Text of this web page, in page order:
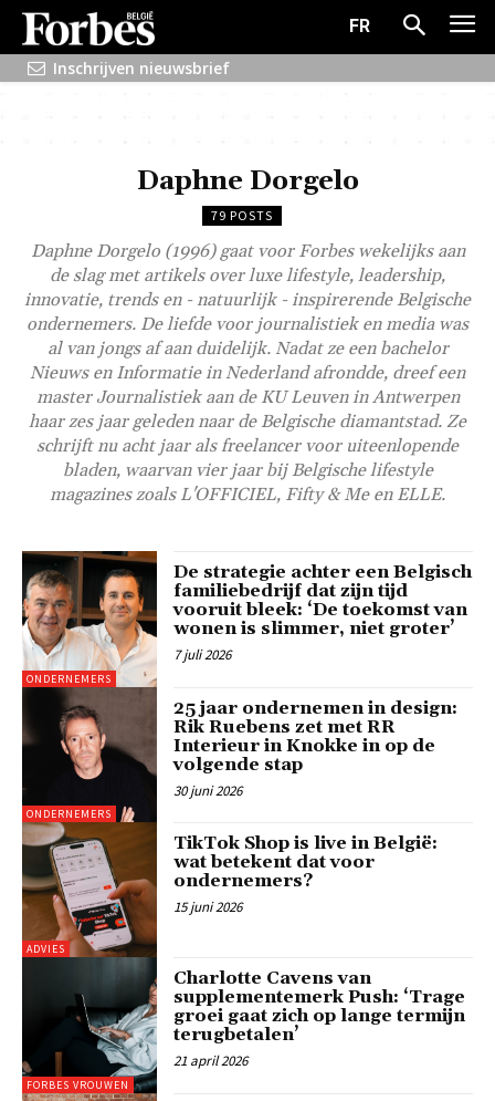
FR
Inschrijven nieuwsbrief
Daphne Dorgelo
79 POSTS
Daphne Dorgelo (1996) gaat voor Forbes wekelijks aan
de slag met artikels over luxe lifestyle, leadership,
innovatie, trends en - natuurlijk - inspirerende Belgische
ondernemers. De liefde voor journalistiek en media was
al van jongs af aan duidelijk. Nadat ze een bachelor
Nieuws en Informatie in Nederland afrondde, dreef een
master Journalistiek aan de KU Leuven in Antwerpen
haar zes jaar geleden naar de Belgische diamantstad. Ze
schrijft nu acht jaar als freelancer voor uiteenlopende
bladen, waarvan vier jaar bij Belgische lifestyle
magazines zoals L'OFFICIEL, Fifty & Me en ELLE.
ONDERNEMERS
De strategie achter een Belgisch
familiebedrijf dat zijn tijd
vooruit bleek: ‘De toekomst van
wonen is slimmer, niet groter’
7 juli 2026
ONDERNEMERS
25 jaar ondernemen in design:
Rik Ruebens zet met RR
Interieur in Knokke in op de
volgende stap
30 juni 2026
ADVIES
TikTok Shop is live in België:
wat betekent dat voor
ondernemers?
15 juni 2026
FORBES VROUWEN
Charlotte Cavens van
supplementemerk Push: ‘Trage
groei gaat zich op lange termijn
terugbetalen’
21 april 2026